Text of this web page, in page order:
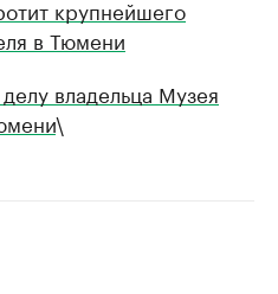
крупнейшего
в Тюмени
владельца Музея
\